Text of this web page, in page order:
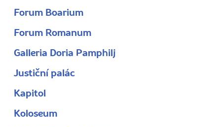
Forum Boarium
Forum Romanum
Galleria Doria Pamphilj
Justiční palác
Kapitol
Koloseum